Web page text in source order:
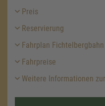
Preis
Reservierung
Fahrplan
Fahrpreise
Weitere Informationen